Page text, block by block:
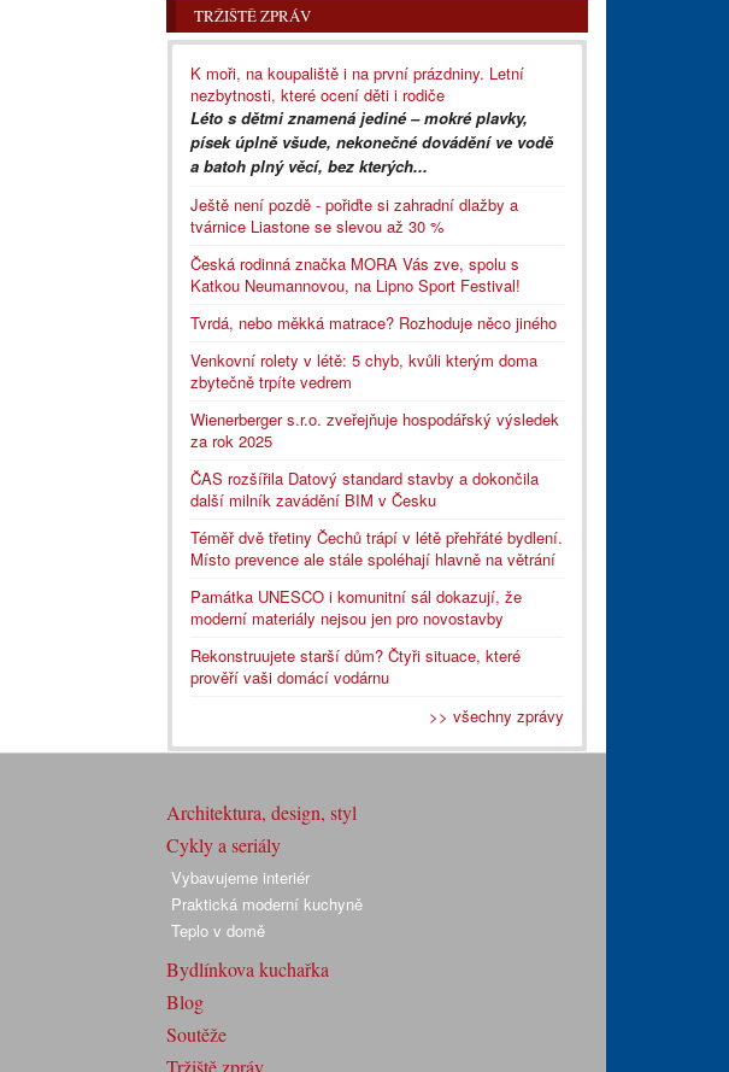
TRŽIŠTĚ ZPRÁV
K moři, na koupaliště i na první prázdniny. Letní
nezbytnosti, které ocení děti i rodiče
Léto s dětmi znamená jediné – mokré plavky,
písek úplně všude, nekonečné dovádění ve vodě
a batoh plný věcí, bez kterých...
Ještě není pozdě - pořiďte si zahradní dlažby a
tvárnice Liastone se slevou až 30 %
Česká rodinná značka MORA Vás zve, spolu s
Katkou Neumannovou, na Lipno Sport Festival!
Tvrdá, nebo měkká matrace? Rozhoduje něco jiného
Venkovní rolety v létě: 5 chyb, kvůli kterým doma
zbytečně trpíte vedrem
Wienerberger s.r.o. zveřejňuje hospodářský výsledek
za rok 2025
ČAS rozšířila Datový standard stavby a dokončila
další milník zavádění BIM v Česku
Téměř dvě třetiny Čechů trápí v létě přehřáté bydlení.
Místo prevence ale stále spoléhají hlavně na větrání
Památka UNESCO i komunitní sál dokazují, že
moderní materiály nejsou jen pro novostavby
Rekonstruujete starší dům? Čtyři situace, které
prověří vaši domácí vodárnu
>> všechny zprávy
Architektura, design, styl
Cykly a seriály
Vybavujeme interiér
Praktická moderní kuchyně
Teplo v domě
Bydlínkova kuchařka
Blog
Soutěže
Tržiště zpráv